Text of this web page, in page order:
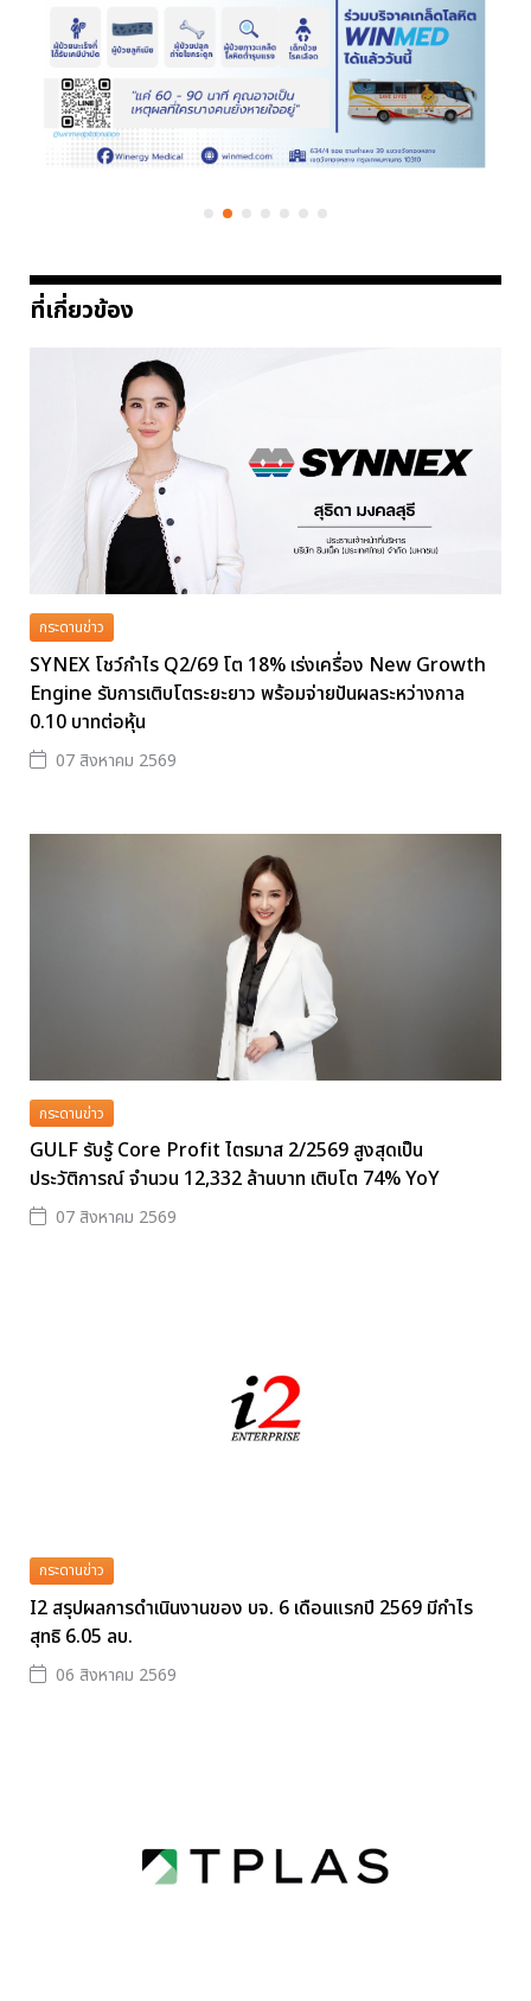
ที่เกี่ยวข้อง
กระดานข่าว
SYNEX โชว์กำไร Q2/69 โต 18% เร่งเครื่อง New Growth
Engine รับการเติบโตระยะยาว พร้อมจ่ายปันผลระหว่างกาล
0.10 บาทต่อหุ้น
07 สิงหาคม 2569
กระดานข่าว
GULF รับรู้ Core Profit ไตรมาส 2/2569 สูงสุดเป็น
ประวัติการณ์ จำนวน 12,332 ล้านบาท เติบโต 74% YoY
07 สิงหาคม 2569
กระดานข่าว
I2 สรุปผลการดำเนินงานของ บจ. 6 เดือนแรกปี 2569 มีกำไร
สุทธิ 6.05 ลบ.
06 สิงหาคม 2569